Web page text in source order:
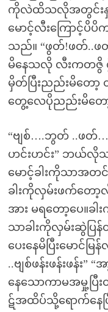
ကိုလဲထိသလိုအတွင်းနှုတ်
မောင့်လီးကြောင့်ပိ
သည်။ “ဖွတ်!ဖတ်..ဖ
မိနေသလို လီးကတဇွိ ဇွိ
မှိတ်ပြီးညည်းမိတော့
တွေ့လေပိုညည်းမိတ
“ဗျစ်….ဘွတ် ..ဖတ်….
ဟင်းဟင်း” ဘယ်လို
မောင့်ခါးကိုသာအတင်
ခါးကိုလှမ်းဖက်တော့
အား မရတော့ပေ။ခ
သာခါးကိုလှမ်းဆွဲပ
ပေးနေမိပြီးမောင်
..ဗျစ်ဖန်းဖန်းဖန်း”
နေသောကာမအမှု့
ဋ်အထိပ်သို့ရောက်န